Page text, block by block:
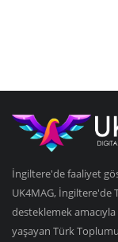
İngiltere'de faaliyet
UK4MAG, İngiltere'de
desteklemek
yaşayan Türk